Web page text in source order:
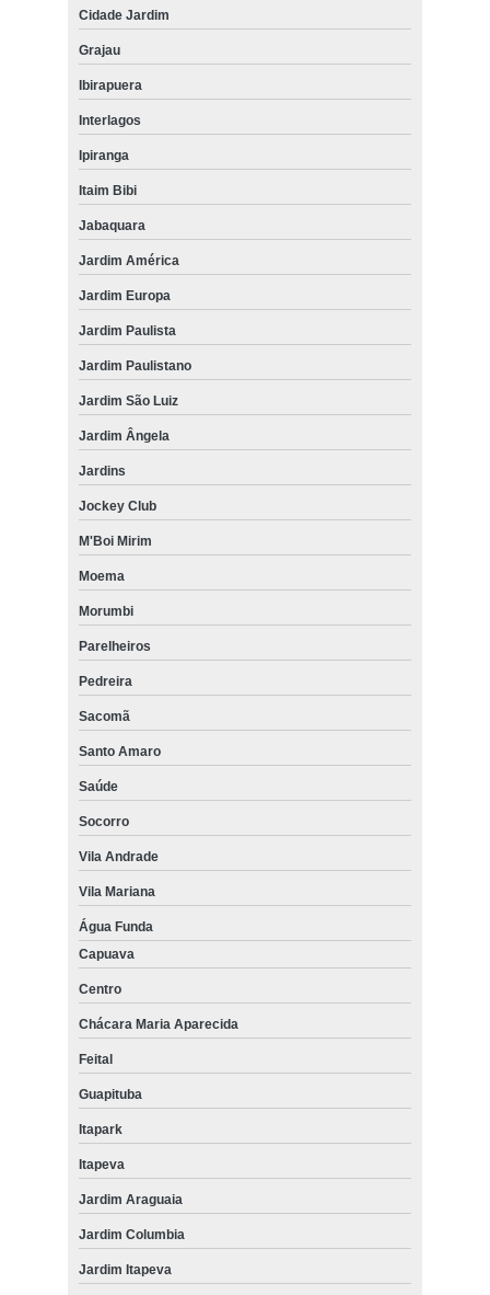
Cidade Jardim
Grajau
Ibirapuera
Interlagos
Ipiranga
Itaim Bibi
Jabaquara
Jardim América
Jardim Europa
Jardim Paulista
Jardim Paulistano
Jardim São Luiz
Jardim Ângela
Jardins
Jockey Club
M'Boi Mirim
Moema
Morumbi
Parelheiros
Pedreira
Sacomã
Santo Amaro
Saúde
Socorro
Vila Andrade
Vila Mariana
Água Funda
Capuava
Centro
Chácara Maria Aparecida
Feital
Guapituba
Itapark
Itapeva
Jardim Araguaia
Jardim Columbia
Jardim Itapeva